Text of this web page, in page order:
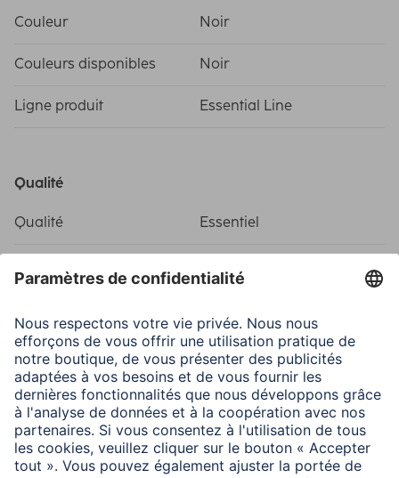
Couleur Noir
Couleurs disponibles Noir
Ligne produit Essential Line
Qualité
Qualité Essentiel
Connecteur RJ45 (8p8c) Mâle
Propriétés spécifiques
Fréquence max. 500 Mhz